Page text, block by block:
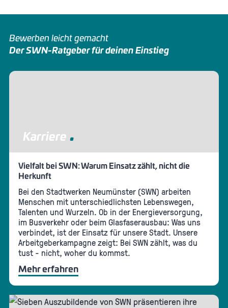
Bewerben leicht gemacht
Der SWN-Ratgeber für deinen Einstieg
Karriere
Vielfalt bei SWN: Warum Einsatz zählt, nicht die
Herkunft
Bei den Stadtwerken Neumünster (SWN) arbeiten
Menschen mit unterschiedlichsten Lebenswegen,
Talenten und Wurzeln. Ob in der Energieversorgung,
im Busverkehr oder beim Glasfaserausbau: Was uns
verbindet, ist der Einsatz für unsere Stadt. Unsere
Arbeitgeberkampagne zeigt: Bei SWN zählt, was du
tust - nicht, woher du kommst.
Mehr erfahren